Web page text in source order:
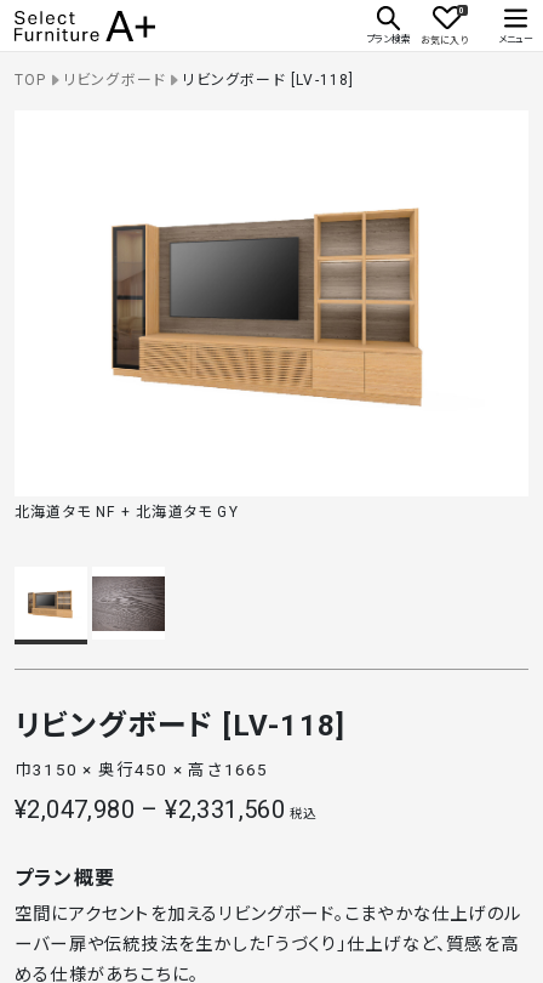
Select Furniture A+
プラン検索 メニュー
0
お気に入り
TOP リビングボード リビングボード [LV-118]
北海道タモ NF + 北海道タモ GY
リビングボード [LV-118]
巾3150 × 奥行450 × 高さ1665
¥2,047,980 – ¥2,331,560 税込
プラン概要
空間にアクセントを加えるリビングボード。こまやかな仕上げのル
ーバー扉や伝統技法を生かした「うづくり」仕上げなど、質感を高
める仕様があちこちに。